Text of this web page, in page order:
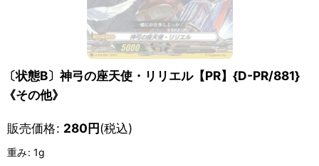
〔状態B〕神弓の座天使・リリエル【PR】{D-PR/881}
《その他》
販売価格: 280円(税込)
重み: 1g